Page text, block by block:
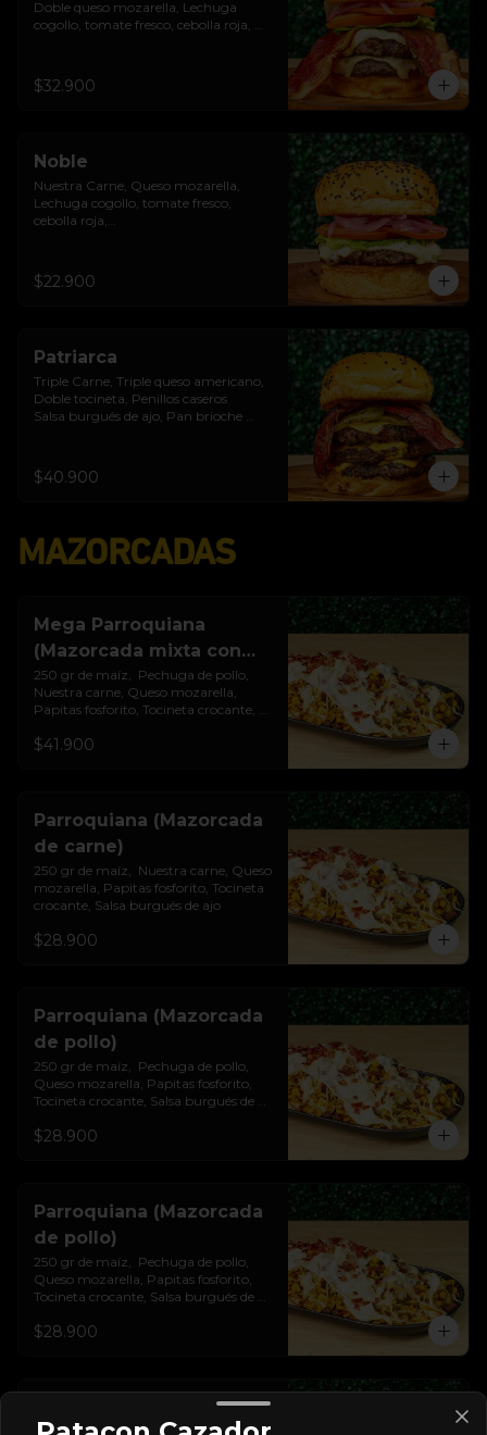
Doble queso mozarella, Lechuga
cogollo, tomate fresco, cebolla roja,
$32.900
Noble
Nuestra Carne, Queso mozarella,
Lechuga cogollo, tomate fresco,
cebolla roja,
$22.900
Patriarca
Triple Carne, Triple queso americano,
Doble tocineta, Penillos caseros
Salsa burgués de ajo, Pan brioche
$40.900
MAZORCADAS
Mega Parroquiana
(Mazorcada mixta con
papas)
250 gr de maíz,  Pechuga de pollo,
Nuestra carne, Queso mozarella,
Papitas fosforito, Tocineta crocante,
$41.900
Parroquiana (Mazorcada
de carne)
250 gr de maíz,  Nuestra carne, Queso
mozarella, Papitas fosforito, Tocineta
crocante, Salsa burgués de ajo
$28.900
Parroquiana (Mazorcada
de pollo)
250 gr de maíz,  Pechuga de pollo,
Queso mozarella, Papitas fosforito,
Tocineta crocante, Salsa burgués de
$28.900
Parroquiana (Mazorcada
de pollo)
250 gr de maíz,  Pechuga de pollo,
Queso mozarella, Papitas fosforito,
Tocineta crocante, Salsa burgués de
$28.900
Parroquiana (Mazorcada